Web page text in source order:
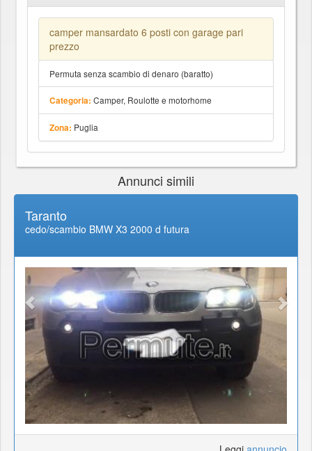
camper mansardato 6 posti con garage pari
prezzo
Permuta senza scambio di denaro (baratto)
Categoria: Camper, Roulotte e motorhome
Zona: Puglia
Annunci simili
Taranto
cedo/scambio BMW X3 2000 d futura